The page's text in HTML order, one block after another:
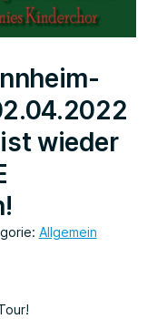
wieder
Allgemein